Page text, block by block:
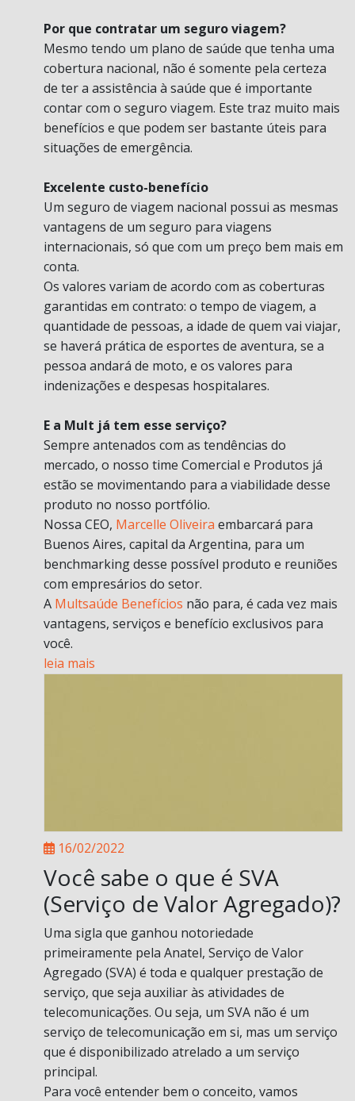
Por que contratar um seguro viagem?
Mesmo tendo um plano de saúde que tenha uma
cobertura nacional, não é somente pela certeza
de ter a assistência à saúde que é importante
contar com o seguro viagem. Este traz muito mais
benefícios e que podem ser bastante úteis para
situações de emergência.
Excelente custo-benefício
Um seguro de viagem nacional possui as mesmas
vantagens de um seguro para viagens
internacionais, só que com um preço bem mais em
conta.
Os valores variam de acordo com as coberturas
garantidas em contrato: o tempo de viagem, a
quantidade de pessoas, a idade de quem vai viajar,
se haverá prática de esportes de aventura, se a
pessoa andará de moto, e os valores para
indenizações e despesas hospitalares.
E a Mult já tem esse serviço?
Sempre antenados com as tendências do
mercado, o nosso time Comercial e Produtos já
estão se movimentando para a viabilidade desse
produto no nosso portfólio.
Nossa CEO, Marcelle Oliveira embarcará para
Buenos Aires, capital da Argentina, para um
benchmarking desse possível produto e reuniões
com empresários do setor.
A Multsaúde Benefícios não para, é cada vez mais
vantagens, serviços e benefício exclusivos para
você.
leia mais
16/02/2022
Você sabe o que é SVA
(Serviço de Valor Agregado)?
Uma sigla que ganhou notoriedade
primeiramente pela Anatel, Serviço de Valor
Agregado (SVA) é toda e qualquer prestação de
serviço, que seja auxiliar às atividades de
telecomunicações. Ou seja, um SVA não é um
serviço de telecomunicação em si, mas um serviço
que é disponibilizado atrelado a um serviço
principal.
Para você entender bem o conceito, vamos